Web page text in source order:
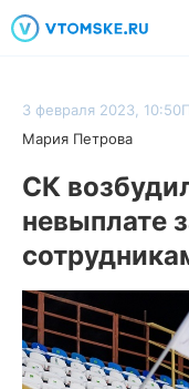
3 февраля 2023, 10:50
Мария Петрова
СК
невыплате